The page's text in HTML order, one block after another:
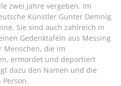
zwei Jahre vergeben. Im
Künstler Gunter Demnig
Sie sind auch zahlreich in
Gedenktafeln aus Messing
Menschen, die im
ermordet und deportiert
dazu den Namen und die